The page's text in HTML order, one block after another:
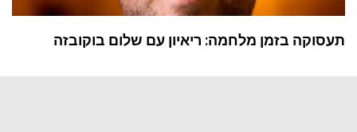
תעסוקה בזמן מלחמה: ריאיון עם שלום בוקובזה